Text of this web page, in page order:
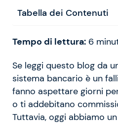
Tabella dei Contenuti
Tempo di lettura: 6
Se leggi questo blog da
sistema bancario è un
fanno aspettare giorni
o ti addebitano
Tuttavia, oggi abbiamo